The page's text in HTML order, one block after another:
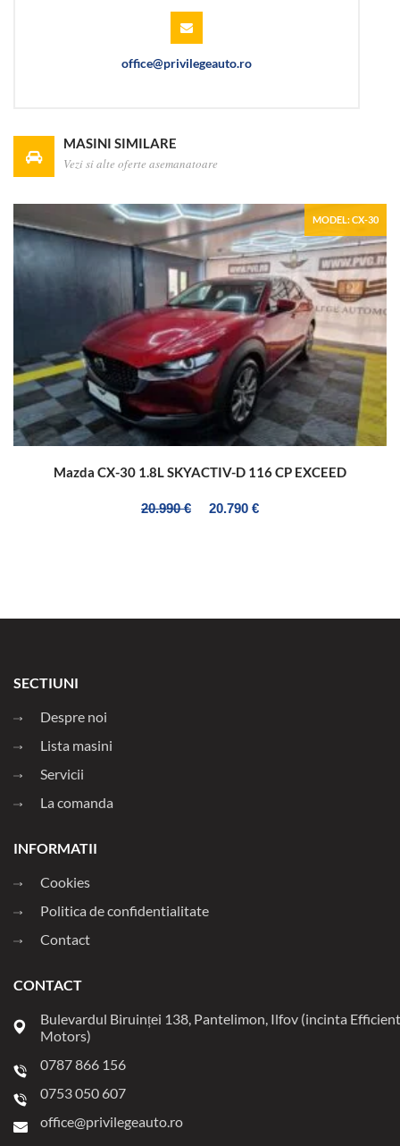
office@privilegeauto.ro
MASINI SIMILARE
Vezi si alte oferte asemanatoare
MODEL: CX-30
Mazda CX-30 1.8L SKYACTIV-D 116 CP EXCEED
20.990 € 20.790 €
SECTIUNI
Despre noi
Lista masini
Servicii
La comanda
INFORMATII
Cookies
Politica de confidentialitate
Contact
CONTACT
Bulevardul Biruinței 138, Pantelimon, Ilfov (incinta Efficient
Motors)
0787 866 156
0753 050 607
office@privilegeauto.ro